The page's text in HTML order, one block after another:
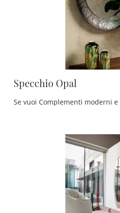
Specchio Opal